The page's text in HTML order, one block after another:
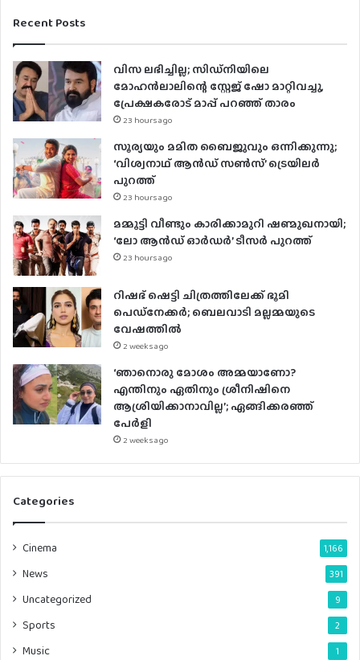
Recent Posts
വിസ ലഭിച്ചില്ല; സിഡ്നിയിലെ
മോഹൻലാലിന്റെ സ്റ്റേജ് ഷോ മാറ്റിവച്ചു,
പ്രേക്ഷകരോട് മാപ്പ് പറഞ്ഞ് താരം
23 hours ago
സൂര്യയും മമിത ബൈജുവും ഒന്നിക്കുന്നു;
‘വിശ്വനാഥ് ആൻഡ് സൺസ്’ ട്രെയിലർ
പുറത്ത്
23 hours ago
മമ്മൂട്ടി വീണ്ടും കാരിക്കാമുറി ഷണ്മുഖനായി;
‘ലോ ആൻഡ് ഓർഡർ’ ടീസർ പുറത്ത്
23 hours ago
റിഷഭ് ഷെട്ടി ചിത്രത്തിലേക്ക് ഭൂമി
പെഡ്‌നേക്കർ; ബെലവാടി മല്ലമ്മയുടെ
വേഷത്തിൽ
2 weeks ago
‘ഞാനൊരു മോശം അമ്മയാണോ?
എന്തിനും ഏതിനും ശ്രീനിഷിനെ
ആശ്രിയിക്കാനാവില്ല’; ഏങ്ങിക്കരഞ്ഞ്
പേർളി
2 weeks ago
Categories
Cinema 1,166
News 391
Uncategorized 9
Sports 2
Music 1